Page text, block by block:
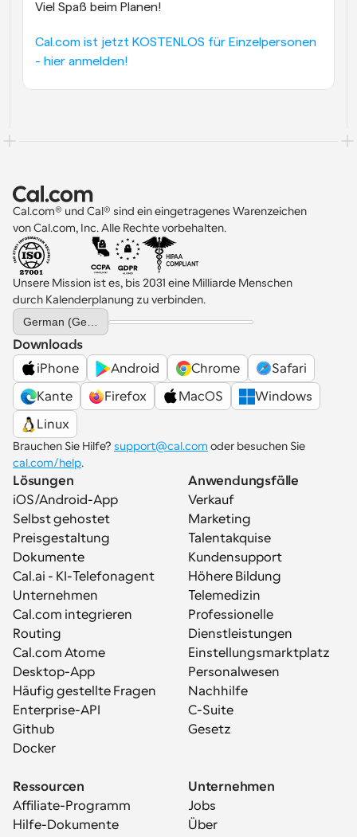
Viel Spaß beim Planen!
Cal.com ist jetzt KOSTENLOS für Einzelpersonen
- hier anmelden!
Cal.com® und Cal® sind ein eingetragenes Warenzeichen
von Cal.com, Inc. Alle Rechte vorbehalten.
Unsere Mission ist es, bis 2031 eine Milliarde Menschen
durch Kalenderplanung zu verbinden.
Select Language
Downloads
iPhone
Android Chrome
Safari
Kante
Firefox MacOS
Windows
Linux
Brauchen Sie Hilfe? support@cal.com
cal.com/help.
Lösungen
iOS/Android-App
Selbst gehostet
Preisgestaltung
Dokumente
Cal.ai - KI-Telefonagent
Unternehmen
Cal.com integrieren
Routing
Cal.com Atome
Desktop-App
Häufig gestellte Fragen
Enterprise-API
Github
Docker
Anwendungsfälle
Verkauf
Marketing
Talentakquise
Kundensupport
Höhere Bildung
Telemedizin
Professionelle
Dienstleistungen
Einstellungsmarktplatz
Personalwesen
Nachhilfe
C-Suite
Gesetz
Ressourcen
Affiliate-Programm
Hilfe-Dokumente
Unternehmen
Jobs
Über